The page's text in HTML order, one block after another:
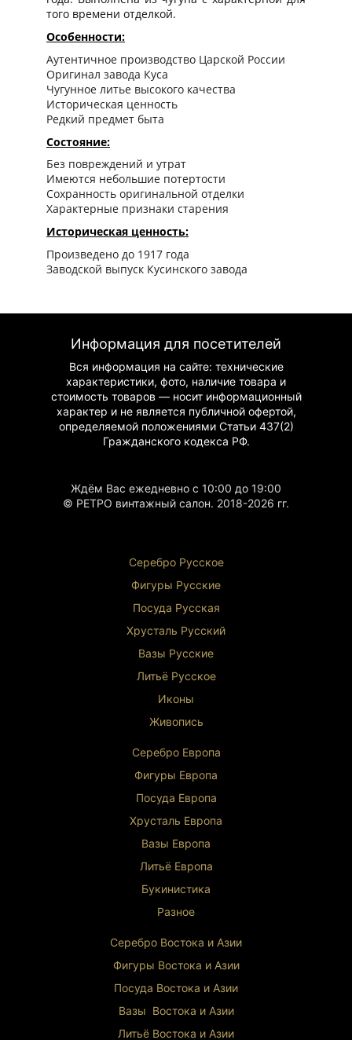
того времени отделкой.
Особенности:
Аутентичное производство Царской России
Оригинал завода Куса
Чугунное литье высокого качества
Историческая ценность
Редкий предмет быта
Состояние:
Без повреждений и утрат
Имеются небольшие потертости
Сохранность оригинальной отделки
Характерные признаки старения
Историческая ценность:
Произведено до 1917 года
Заводской выпуск Кусинского завода
Информация для посетителей
Вся информация на сайте: технические
характеристики, фото, наличие товара и
стоимость товаров — носит информационный
характер и не является публичной офертой,
определяемой положениями Статьи 437(2)
Гражданскогокодекса РФ.
Ждём Вас ежедневно с 10:00 до 19:00
© РЕТРО винтажный салон. 2018-2026 гг.
Серебро Русское
Фигуры Русские
Посуда Русская
Хрусталь Русский
Вазы Русские
Литьё Русское
Иконы
Живопись
Серебро Европа
Фигуры Европа
Посуда Европа
Хрусталь Европа
Вазы Европа
Литьё Европа
Букинистика
Разное
Серебро Востока и Азии
Фигуры Востока и Азии
Посуда Востока и Азии
Вазы Востока и Азии
Литьё Востока и Азии